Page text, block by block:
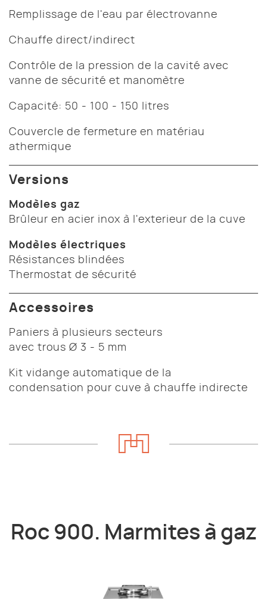
Remplissage de l'eau par électrovanne
Chauffe direct/indirect
Contrôle de la pression de la cavité avec
vanne de sécurité et manomètre
Capacité: 50 - 100 - 150 litres
Couvercle de fermeture en matériau
athermique
Versions
Modèles gaz
Brûleur en acier inox à l'exterieur de la cuve
Modèles électriques
Résistances blindées
Thermostat de sécurité
Accessoires
Paniers à plusieurs secteurs
avec trous Ø 3 - 5 mm
Kit vidange automatique de la
condensation pour cuve à chauffe indirecte
Roc 900. Marmites à gaz